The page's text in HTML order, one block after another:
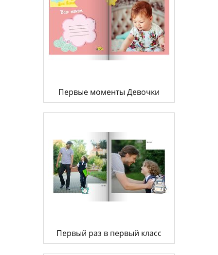
Первые моменты Девочки
Первый раз в первый класс